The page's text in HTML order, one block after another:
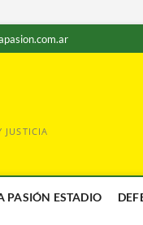
JUSTICIA
PASIÓN ESTADIO